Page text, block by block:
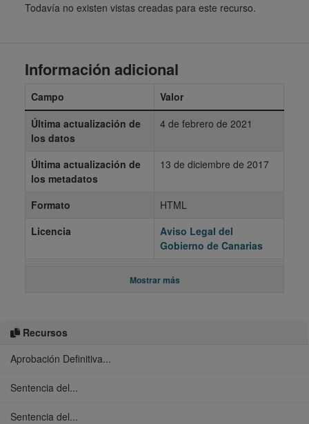
Todavía no existen vistas creadas para este recurso.
Recursos
Aprobación Definitiva...
Sentencia del...
Sentencia del...
Información adicional
Campo
Valor
Última actualización de
los datos
4 de febrero de 2021
Última actualización de
los metadatos
13 de diciembre de 2017
Formato
HTML
Licencia
Aviso Legal del
Gobierno de Canarias
Mostrar más